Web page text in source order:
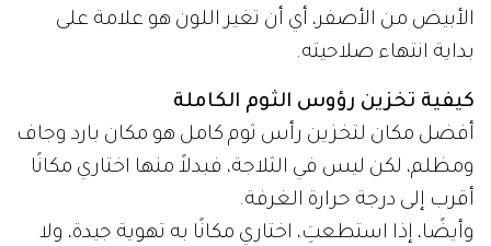
الأبيض من الأصفر، أي أن تغير اللون هو علامة على
بداية انتهاء صلاحيته.
كيفية تخزين رؤوس الثوم الكاملة
أفضل مكان لتخزين رأس ثوم كامل هو مكان بارد وجاف
ومظلم، لكن ليس في الثلاجة، فبدلاً منها اختاري مكانًا
أقرب إلى درجة حرارة الغرفة.
وأيضًا، إذا استطعتِ، اختاري مكانًا به تهوية جيدة، ولا